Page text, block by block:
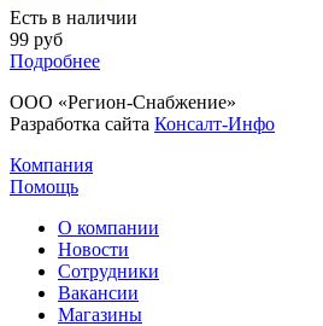
Есть в наличии
99 руб
Подробнее
ООО «Регион-Снабжение»
Разработка сайта Консалт-Инфо
Компания
Помощь
О компании
Новости
Сотрудники
Вакансии
Магазины